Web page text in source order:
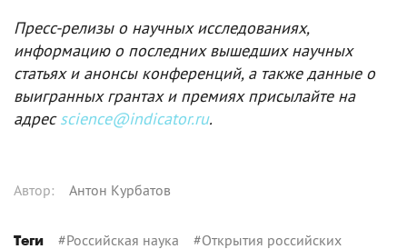
Пресс-релизы о научных исследованиях,
информацию о последних вышедших научных
статьях и анонсы конференций, а также данные о
выигранных грантах и премиях присылайте на
адресscience@indicator.ru.
Автор: Антон Курбатов
Теги #Российская наука #Открытия российских